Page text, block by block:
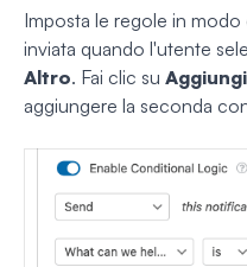
Imposta le regole in
inviata quando l'utente
Altro. Fai clic su
aggiungere la seconda